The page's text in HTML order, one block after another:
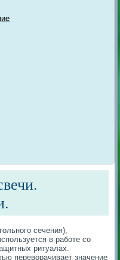
сечения),
в работе со
ритуалах.
переворачивает значение